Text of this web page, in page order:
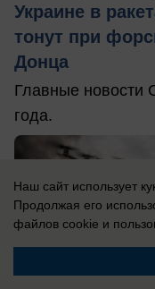
Украине в
тонут при
Донца
Главные новости
года.
Наш сайт использует
Продолжая его
файлов cookie и